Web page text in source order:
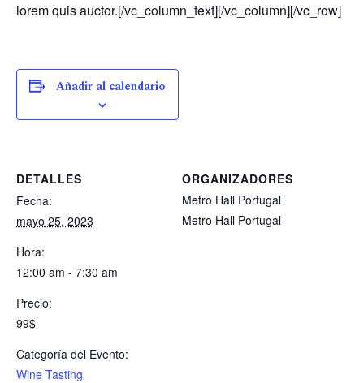
lorem quis auctor.[/vc_column_text][/vc_column][/vc_row]
Añadir al calendario
DETALLES
Fecha:
mayo 25, 2023
Hora:
12:00 am - 7:30 am
Precio:
99$
Categoría del Evento:
Wine Tasting
ORGANIZADORES
Metro Hall Portugal
Metro Hall Portugal